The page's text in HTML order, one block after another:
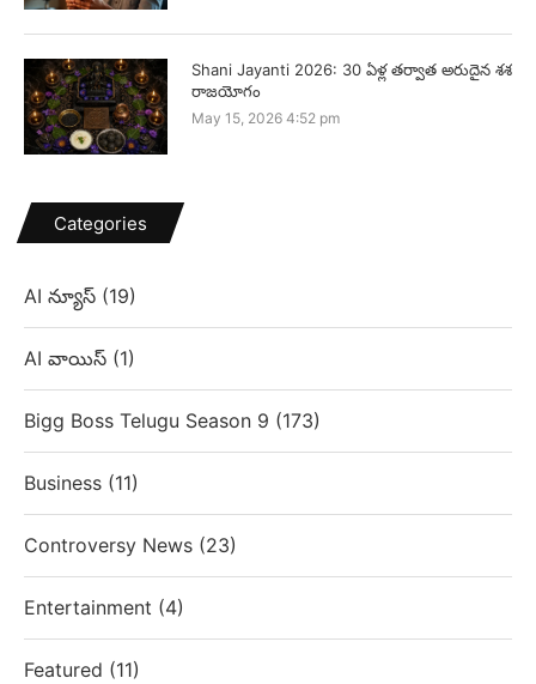
Shani Jayanti 2026: 30 ఏళ్ల తర్వాత అరుదైన శశ
రాజయోగం
May 15, 2026 4:52 pm
Categories
AI న్యూస్ (19)
AI వాయిస్ (1)
Bigg Boss Telugu Season 9 (173)
Business (11)
Controversy News (23)
Entertainment (4)
Featured (11)